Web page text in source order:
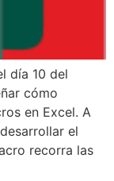
día 10 del
cómo
en Excel. A
el
recorra las